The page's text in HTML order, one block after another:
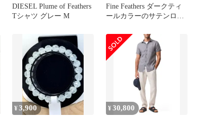
DIESEL Plume of Feathers
Tシャツ グレー M
Fine Feathers ダークティ
ールカラーのサテンロン
¥3,900 ¥30,800